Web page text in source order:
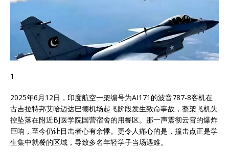
1
2025年6月12日，印度航空一架编号为AI171的波音787-8客机在
古吉拉特邦艾哈迈达巴德机场起飞阶段发生致命事故，整架飞机失
控坠落在附近BJ医学院国营宿舍的用餐区。那一声震彻云霄的爆炸
巨响，至今仍让目击者心有余悸。更令人痛心的是，撞击点正是学
生集中就餐的区域，导致多名年轻学子当场遇难。